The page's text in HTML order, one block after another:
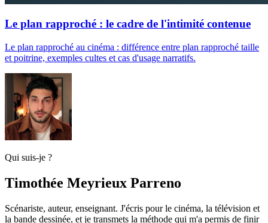
Le plan rapproché : le cadre de l'intimité contenue
Le plan rapproché au cinéma : différence entre plan rapproché taille
et poitrine, exemples cultes et cas d'usage narratifs.
Qui suis-je ?
Timothée Meyrieux Parreno
Scénariste, auteur, enseignant. J'écris pour le cinéma, la télévision et
la bande dessinée, et je transmets la méthode qui m'a permis de finir